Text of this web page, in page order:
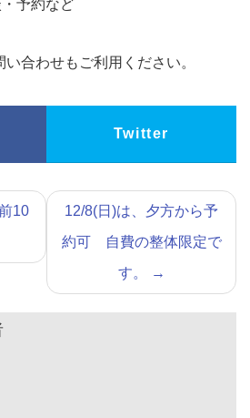
予約など
い合わせもご利用ください。
Twitter
10
12/8(日)は、夕方から予
約可 自費の整体限定で
す。
→